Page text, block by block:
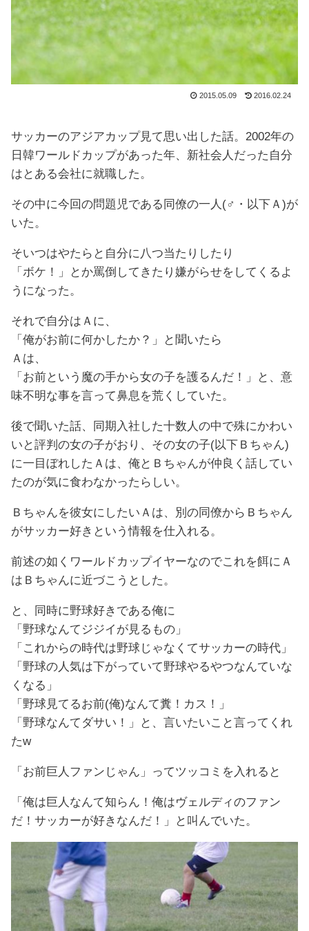
2015.05.09 2016.02.24
サッカーのアジアカップ見て思い出した話。2002年の
日韓ワールドカップがあった年、新社会人だった自分
はとある会社に就職した。
その中に今回の問題児である同僚の一人(♂・以下Ａ)が
いた。
そいつはやたらと自分に八つ当たりしたり
「ボケ！」とか罵倒してきたり嫌がらせをしてくるよ
うになった。
それで自分はＡに、
「俺がお前に何かしたか？」と聞いたら
Ａは、
「お前という魔の手から女の子を護るんだ！」と、意
味不明な事を言って鼻息を荒くしていた。
後で聞いた話、同期入社した十数人の中で殊にかわい
いと評判の女の子がおり、その女の子(以下Ｂちゃん)
に一目ぼれしたＡは、俺とＢちゃんが仲良く話してい
たのが気に食わなかったらしい。
Ｂちゃんを彼女にしたいＡは、別の同僚からＢちゃん
がサッカー好きという情報を仕入れる。
前述の如くワールドカップイヤーなのでこれを餌にＡ
はＢちゃんに近づこうとした。
と、同時に野球好きである俺に
「野球なんてジジイが見るもの」
「これからの時代は野球じゃなくてサッカーの時代」
「野球の人気は下がっていて野球やるやつなんていな
くなる」
「野球見てるお前(俺)なんて糞！カス！」
「野球なんてダサい！」と、言いたいこと言ってくれ
たw
「お前巨人ファンじゃん」ってツッコミを入れると
「俺は巨人なんて知らん！俺はヴェルディのファン
だ！サッカーが好きなんだ！」と叫んでいた。